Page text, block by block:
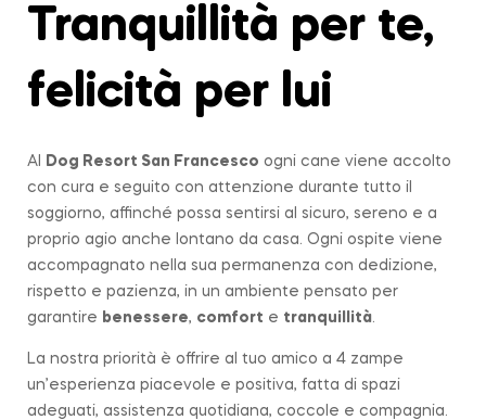
Tranquillità per te,
felicità per lui
Al Dog Resort San Francesco ogni cane viene accolto
con cura e seguito con attenzione durante tutto il
soggiorno, affinché possa sentirsi al sicuro, sereno e a
proprio agio anche lontano da casa. Ogni ospite viene
accompagnato nella sua permanenza con dedizione,
rispetto e pazienza, in un ambiente pensato per
garantire benessere, comfort e tranquillità
La nostra priorità è offrire al tuo amico a 4 zampe
un’esperienza piacevole e positiva, fatta di spazi
adeguati, assistenza quotidiana, coccole e compagnia.